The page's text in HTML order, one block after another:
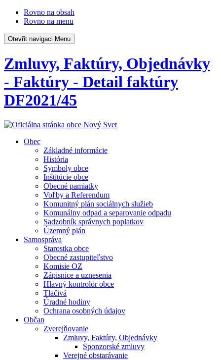
Rovno na obsah
Rovno na menu
Otevřit navigaci Menu
Zmluvy, Faktúry, Objednávky
- Faktúry - Detail faktúry
DF2021/45
Obec
Základné informácie
História
Symboly obce
Inštitúcie obce
Obecné pamiatky
Voľby a Referendum
Komunitný plán sociálnych služieb
Komunálny odpad a separovanie odpadu
Sadzobník správnych poplatkov
Územný plán
Samospráva
Starostka obce
Obecné zastupiteľstvo
Komisie OZ
Zápisnice a uznesenia
Hlavný kontrolór obce
Tlačivá
Úradné hodiny
Ochrana osobných údajov
Občan
Zverejňovanie
Zmluvy, Faktúry, Objednávky
Sponzorské zmluvy
Verejné obstarávanie